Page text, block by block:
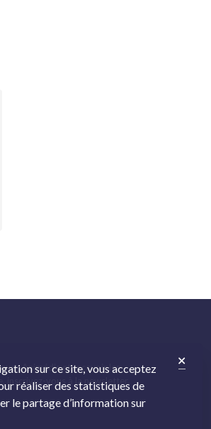
Animédis et recevoir les
vous à la newsletter.
sur ce site, vous acceptez
réaliser des statistiques de
le partage d’information sur